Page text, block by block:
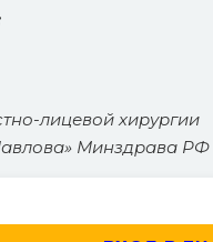
лицевой хирургии
Минздрава РФ